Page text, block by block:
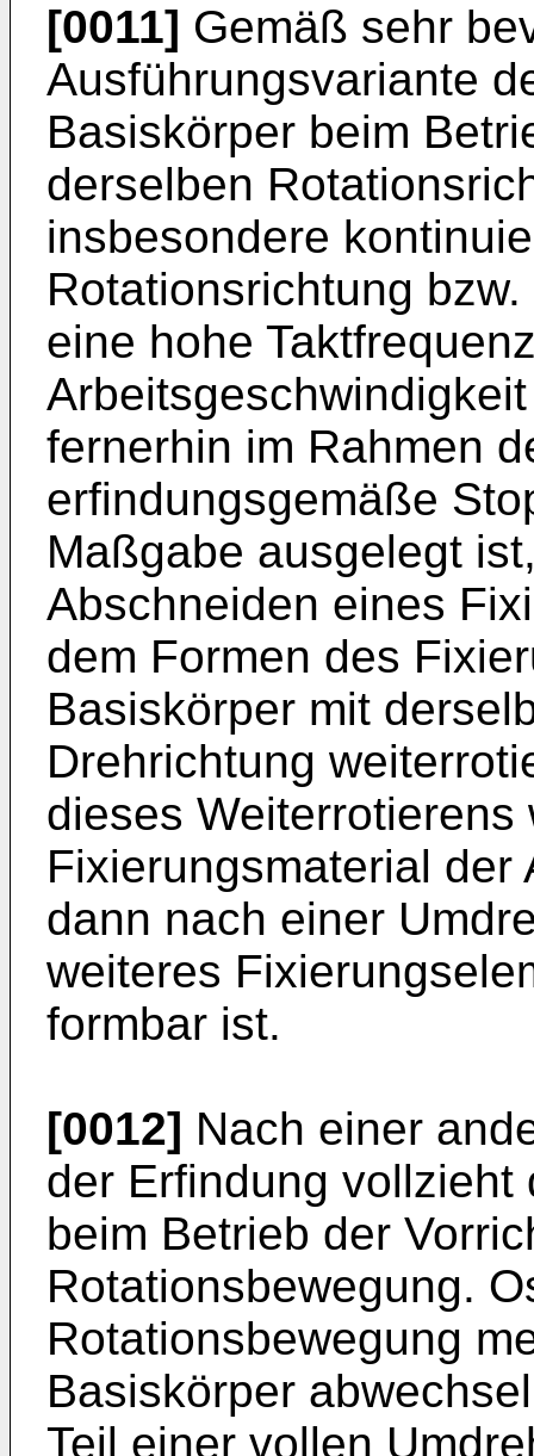
[0011] Gemäß sehr
Ausführungsvariante
Basiskörper beim
derselben
insbesondere
Rotationsrichtung
eine hohe
fernerhin im Rahmen
erfindungsgemäße
Maßgabe ausgelegt
Abschneiden eines
dem Formen des
Basiskörper mit
Drehrichtung
dieses
Fixierungsmaterial der
dann nach einer
weiteres
formbar ist.
[0012] Nach einer
der Erfindung
beim Betrieb der
Rotationsbewegung.
Rotationsbewegung
Basiskörper
Teil einer vollen